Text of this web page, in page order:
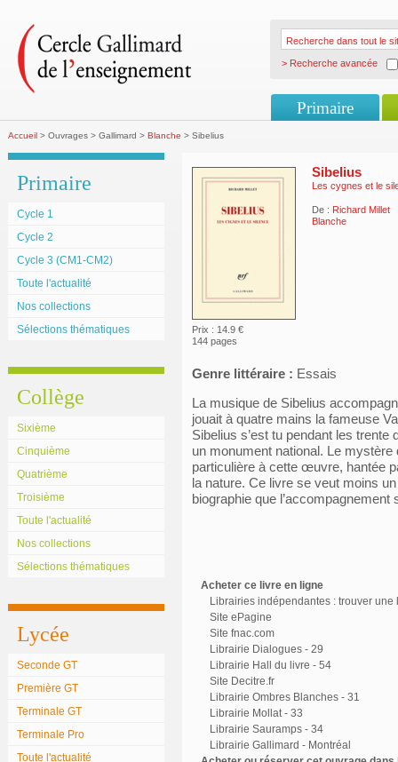
> Recherche avancée
Primaire
Accueil > Ouvrages > Gallimard > Blanche > Sibelius
Primaire
Cycle 1
Cycle 2
Cycle 3 (CM1-CM2)
Toute l'actualité
Nos collections
Sélections thématiques
Collège
Sixième
Cinquième
Quatrième
Troisième
Toute l'actualité
Nos collections
Sélections thématiques
Lycée
Seconde GT
Première GT
Terminale GT
Terminale Pro
Toute l'actualité
Prix : 14.9 €
144 pages
Sibelius
Les cygnes et le
De : Richard Millet
Blanche
Genre littéraire : Essais
La musique de Sibelius
jouait à quatre mains la fameuse
Sibelius s’est tu pendant les trente
un monument national. Le
particulière à cette œuvre, hantée
la nature. Ce livre se veut moins
biographie que l’accompagnement
Acheter ce livre en ligne
Librairies indépendantes : trouver une
Site ePagine
Site fnac.com
Librairie Dialogues - 29
Librairie Hall du livre - 54
Site Decitre.fr
Librairie Ombres Blanches - 31
Librairie Mollat - 33
Librairie Sauramps - 34
Librairie Gallimard - Montréal